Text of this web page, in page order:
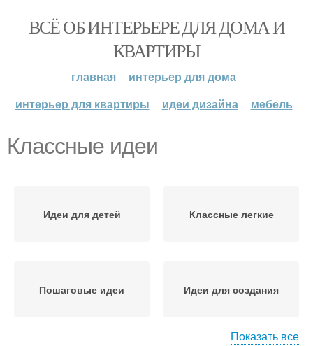
ВСЁ ОБ ИНТЕРЬЕРЕ ДЛЯ ДОМА И
КВАРТИРЫ
главная
интерьер для дома
интерьер для квартиры
идеи дизайна мебель
Классные идеи
Идеи для детей Классные легкие
Пошаговые идеи Идеи для создания
Показать все